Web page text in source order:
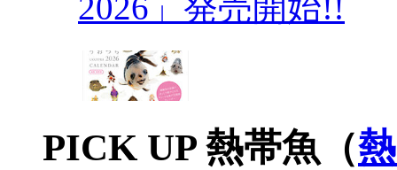
PICK UP 熱帯魚（